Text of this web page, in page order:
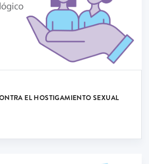
EL HOSTIGAMIENTO SEXUAL